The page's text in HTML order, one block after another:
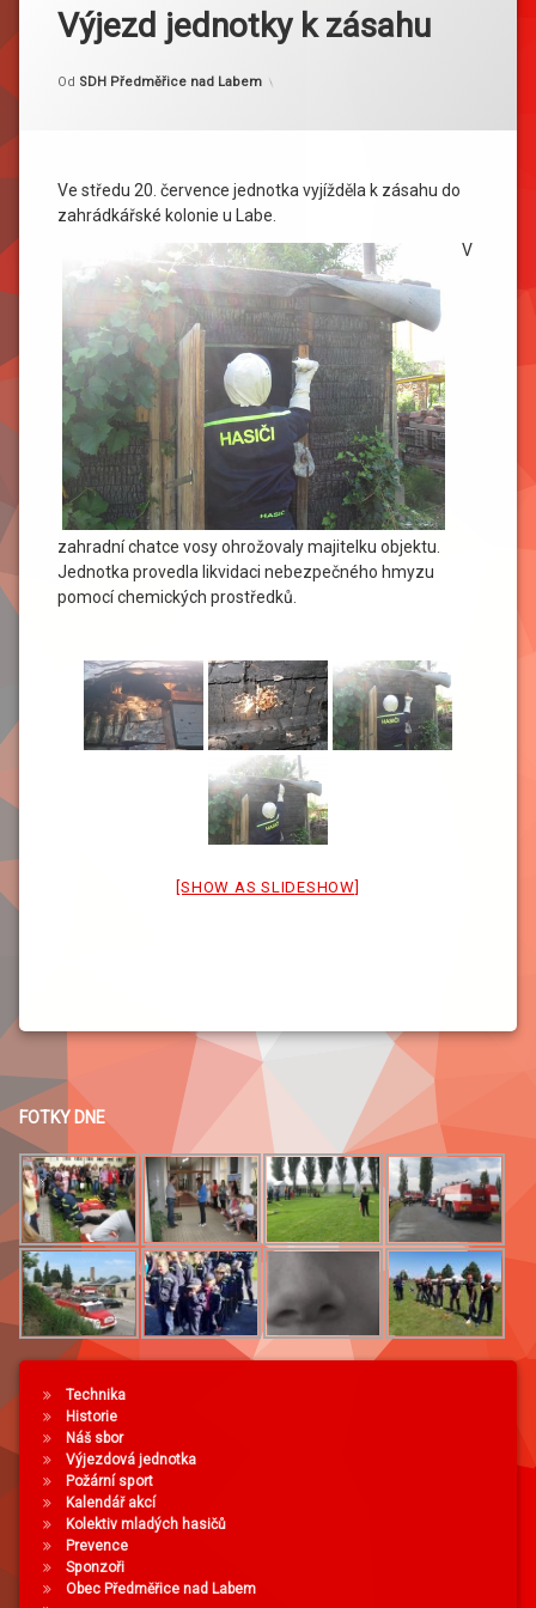
Výjezd jednotky k zásahu
Publikováno20. 7. 2016
Aktualizováno 21. 7. 2016
Od SDH Předměřice nad Labem
Ve středu 20. července jednotka vyjížděla k zásahu do
zahrádkářské kolonie u Labe.
V
zahradní chatce vosy ohrožovaly majitelku objektu.
Jednotka provedla likvidaci nebezpečného hmyzu
pomocí chemických prostředků.
[SHOW AS SLIDESHOW]
FOTKY DNE
Technika
Historie
Náš sbor
Výjezdová jednotka
Požární sport
Kalendář akcí
Kolektiv mladých hasičů
Prevence
Sponzoři
Obec Předměřice nad Labem